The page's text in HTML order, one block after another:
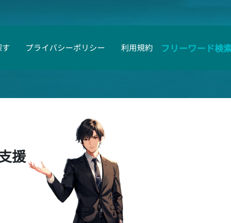
プライバシーポリシー 利用規約 フリーワード検
援